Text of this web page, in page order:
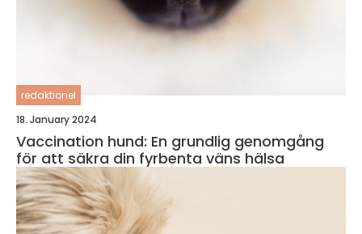
redaktionel
18. January 2024
Vaccination hund: En grundlig genomgång
för att säkra din fyrbenta väns hälsa